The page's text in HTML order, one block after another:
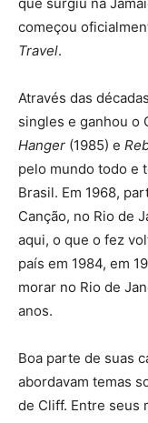
que surgiu na
começou
Travel.
Através das
singles e ganhou o
Hanger (1985) e
pelo mundo todo e
Brasil. Em 1968,
Canção, no Rio de
aqui, o que o fez
país em 1984, em
morar no Rio de
anos.
Boa parte de suas
abordavam temas
de Cliff. Entre seus